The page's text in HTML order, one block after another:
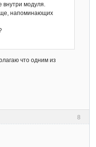
внутри модуля.
напоминающих
что одним из
8